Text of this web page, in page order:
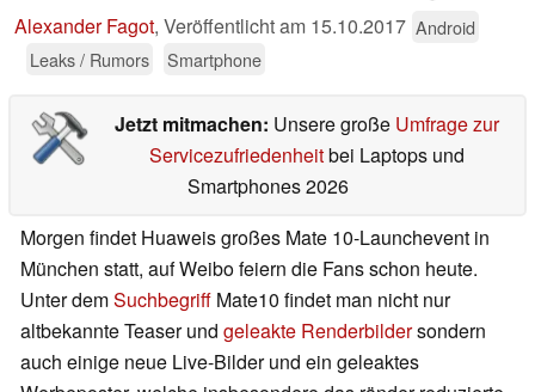
Alexander Fagot, Veröffentlicht am 15.10.2017 Android
Leaks / Rumors
Smartphone
Jetzt mitmachen: Unsere große Umfrage zur
Servicezufriedenheitbei Laptops und
Smartphones 2026
Morgen findet Huaweis großes Mate 10-Launchevent in
München statt, auf Weibo feiern die Fans schon heute.
Unter demSuchbegriff Mate10 findet man nicht nur
altbekannte Teaser und geleakte Renderbildersondern
auch einige neue Live-Bilder und ein geleaktes